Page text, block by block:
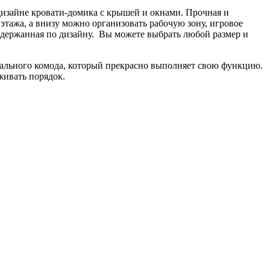
кровати-домика с крышей и окнами. Прочная и
а внизу можно организовать рабочую зону, игровое
по дизайну. Вы можете выбрать любой размер и
комода, который прекрасно выполняет свою функцию.
порядок.